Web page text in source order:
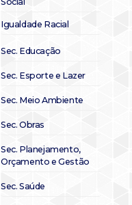
Igualdade Racial
Sec. Educação
Sec. Esporte e Lazer
Sec. Meio Ambiente
Sec. Obras
Sec. Planejamento,
Orçamento e Gestão
Sec. Saúde